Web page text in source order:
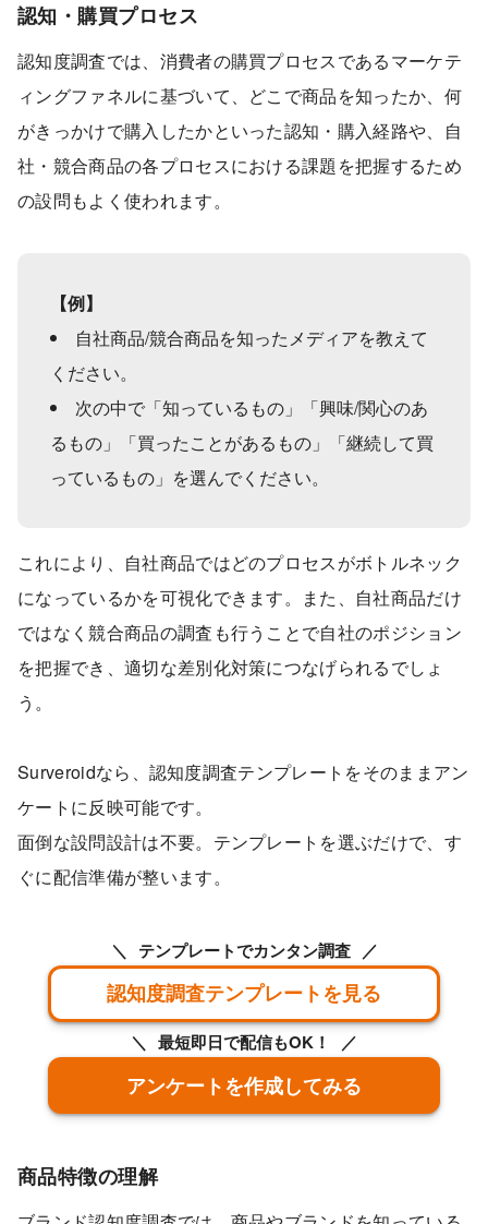
認知・購買プロセス
認知度調査では、消費者の購買プロセスであるマーケテ
ィングファネルに基づいて、どこで商品を知ったか、何
がきっかけで購入したかといった認知・購入経路や、自
社・競合商品の各プロセスにおける課題を把握するため
の設問もよく使われます。
【例】
自社商品/競合商品を知ったメディアを教えて
ください。
次の中で「知っているもの」「興味/関心のあ
るもの」「買ったことがあるもの」「継続して買
っているもの」を選んでください。
これにより、自社商品ではどのプロセスがボトルネック
になっているかを可視化できます。また、自社商品だけ
ではなく競合商品の調査も行うことで自社のポジション
を把握でき、適切な差別化対策につなげられるでしょ
う。
Surveroidなら、認知度調査テンプレートをそのままアン
ケートに反映可能です。
面倒な設問設計は不要。テンプレートを選ぶだけで、す
ぐに配信準備が整います。
テンプレートでカンタン調査
認知度調査テンプレートを見る
最短即日で配信もOK！
アンケートを作成してみる
商品特徴の理解